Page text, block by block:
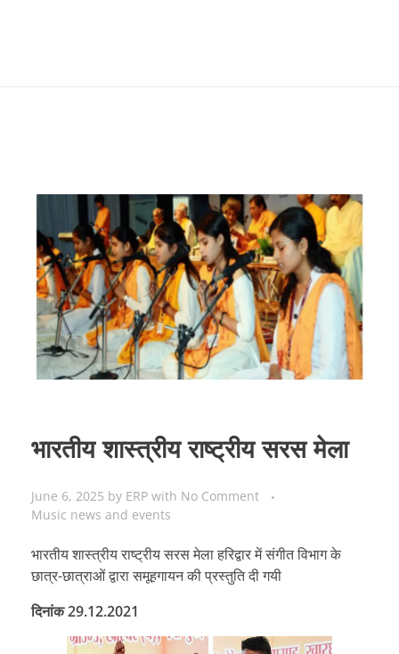
भारतीय शास्त्रीय राष्ट्रीय सरस मेला
June 6, 2025 by ERP with No Comment
Music news and events
भारतीय शास्त्रीय राष्ट्रीय सरस मेला हरिद्वार में संगीत विभाग के
छात्र-छात्राओं द्वारा समूहगायन की प्रस्तुति दी गयी
दिनांक 29.12.2021